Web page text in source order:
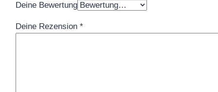
Deine Bewertung
Deine Rezension *